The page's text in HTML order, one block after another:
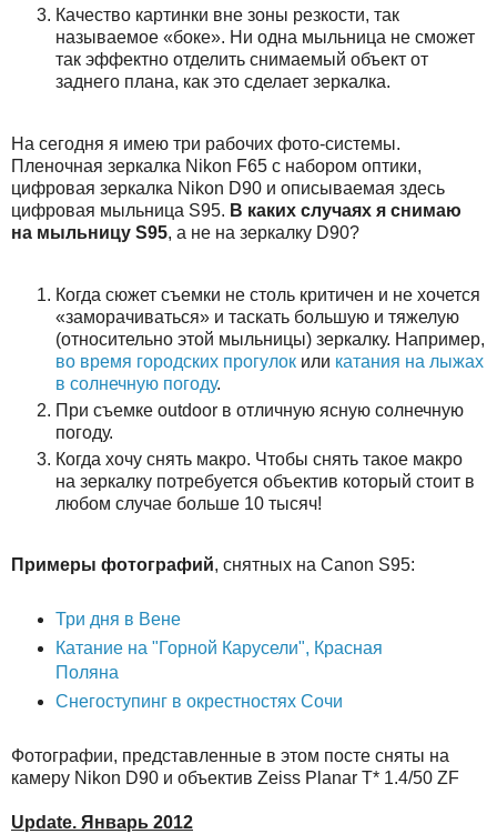
Качество картинки вне зоны резкости, так
называемое «боке». Ни одна мыльница не сможет
так эффектно отделить снимаемый объект от
заднего плана, как это сделает зеркалка.
На сегодня я имею три рабочих фото-системы.
Пленочная зеркалка Nikon F65 с набором оптики,
цифровая зеркалка Nikon D90 и описываемая здесь
цифровая мыльница S95. В каких случаях я снимаю
на мыльницу S95, а не на зеркалку D90?
Когда сюжет съемки не столь критичен и не хочется
«заморачиваться» и таскать большую и тяжелую
(относительно этой мыльницы) зеркалку. Например,
во время городских прогулок или катания на лыжах
в солнечную погоду.
При съемке outdoor в отличную ясную солнечную
погоду.
Когда хочу снять макро. Чтобы снять такое макро
на зеркалку потребуется объектив который стоит в
любом случае больше 10 тысяч!
Примеры фотографий, снятных на Canon S95:
Три дня в Вене
Катание на "Горной Карусели", Красная
Поляна
Снегоступинг в окрестностях Сочи
Фотографии, представленные в этом посте сняты на
камеру Nikon D90 и объектив Zeiss Planar T* 1.4/50 ZF
Update. Январь 2012